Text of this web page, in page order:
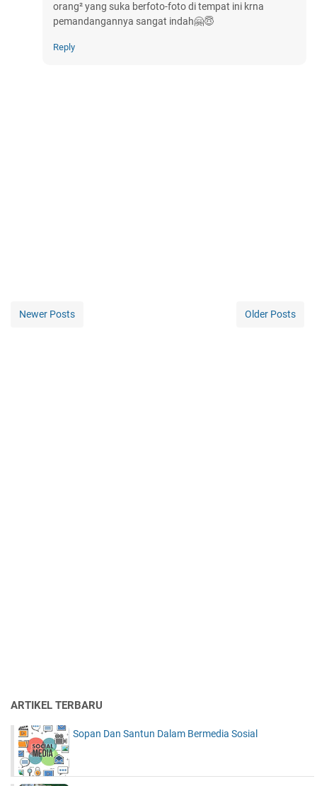
orang² yang suka berfoto-foto di tempat ini krna
pemandangannya sangat indah🤗😇
Reply
Newer Posts Older Posts
ARTIKEL TERBARU
Sopan Dan Santun Dalam Bermedia Sosial